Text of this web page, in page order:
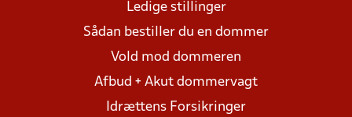
Ledige stillinger
Sådan bestiller du en dommer
Vold mod dommeren
Afbud + Akut dommervagt
Idrættens Forsikringer